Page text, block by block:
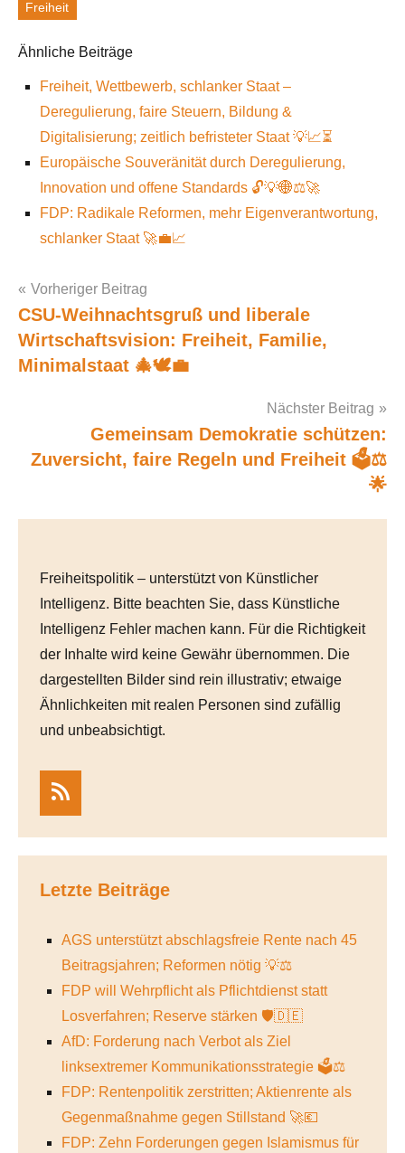
Schlagworte
Freiheit
Ähnliche Beiträge
Freiheit, Wettbewerb, schlanker Staat –
Deregulierung, faire Steuern, Bildung &
Digitalisierung; zeitlich befristeter Staat 💡📈⏳
Europäische Souveränität durch Deregulierung,
Innovation und offene Standards 🔓💡🌐⚖️🚀
FDP: Radikale Reformen, mehr Eigenverantwortung,
schlanker Staat 🚀💼📈
Post
navigation
Vorheriger Beitrag
CSU-Weihnachtsgruß und liberale
Wirtschaftsvision: Freiheit, Familie,
Minimalstaat 🎄🕊️💼
Nächster Beitrag
Gemeinsam Demokratie schützen:
Zuversicht, faire Regeln und Freiheit 🗳️⚖️
🌟
Freiheitspolitik – unterstützt von Künstlicher
Intelligenz. Bitte beachten Sie, dass Künstliche
Intelligenz Fehler machen kann. Für die Richtigkeit
der Inhalte wird keine Gewähr übernommen. Die
dargestellten Bilder sind rein illustrativ; etwaige
Ähnlichkeiten mit realen Personen sind zufällig
und unbeabsichtigt.
Letzte Beiträge
AGS unterstützt abschlagsfreie Rente nach 45
Beitragsjahren; Reformen nötig 💡⚖️
FDP will Wehrpflicht als Pflichtdienst statt
Losverfahren; Reserve stärken 🛡️🇩🇪
AfD: Forderung nach Verbot als Ziel
linksextremer Kommunikationsstrategie 🗳️⚖️
FDP: Rentenpolitik zerstritten; Aktienrente als
Gegenmaßnahme gegen Stillstand 🚀💶
FDP: Zehn Forderungen gegen Islamismus für